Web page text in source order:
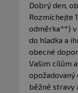
Dobrý den,
Rozmíchejte
odměrka**) v
do hladka a
obecné
Vašim cílům
běžné stravy